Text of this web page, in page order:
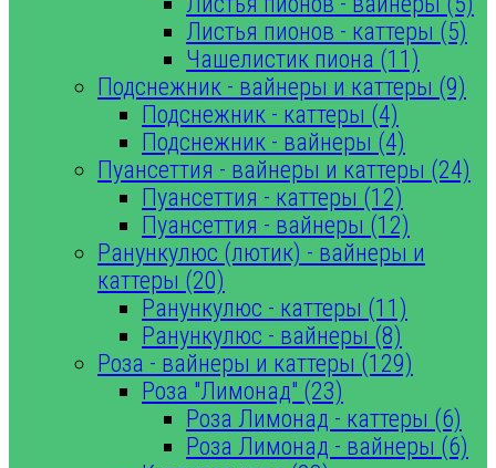
Листья пионов - каттеры (5)
Чашелистик пиона (11)
Подснежник - вайнеры и каттеры (9)
Подснежник - каттеры (4)
Подснежник - вайнеры (4)
Пуансеттия - вайнеры и каттеры (24)
Пуансеттия - каттеры (12)
Пуансеттия - вайнеры (12)
Ранункулюс (лютик) - вайнеры и
каттеры (20)
Ранункулюс - каттеры (11)
Ранункулюс - вайнеры (8)
Роза - вайнеры и каттеры (129)
Роза "Лимонад" (23)
Роза Лимонад - каттеры (6)
Роза Лимонад - вайнеры (6)